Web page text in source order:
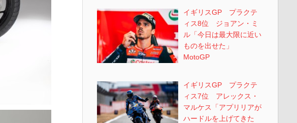
イギリスGP プラクテ
ィス8位 ジョアン・ミ
ル「今日は最大限に近い
ものを出せた」
MotoGP
イギリスGP プラクテ
ィス7位 アレックス・
マルケス「アプリリアが
ハードルを上げてきた